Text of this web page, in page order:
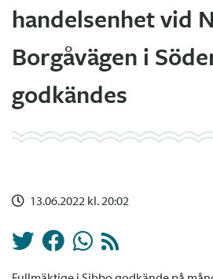
handelsenhet vid
Borgåvägen i
godkändes
13.06.2022 kl. 20:02